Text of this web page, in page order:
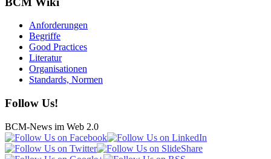
Anforderungen
Begriffe
Good Practices
Literatur
Organisationen
Standards, Normen
Follow Us!
BCM-News im Web 2.0